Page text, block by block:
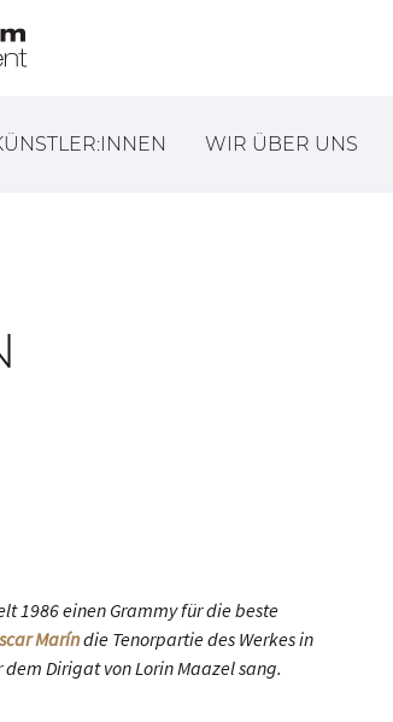
WIR ÜBER UNS
1986 einen Grammy für die beste
Maríndie Tenorpartie des Werkes in
Dirigat von Lorin Maazel sang.